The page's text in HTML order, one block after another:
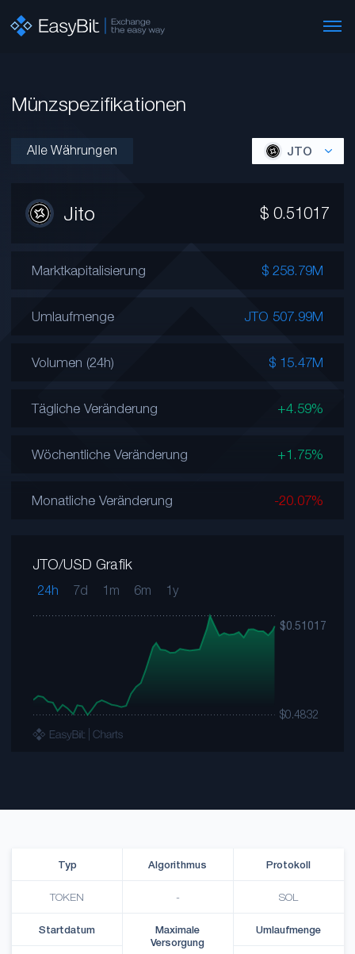
Münzspezifikationen
Alle Währungen JTO
Jito $ 0.51017
Marktkapitalisierung $ 258.79M
Umlaufmenge JTO 507.99M
Volumen (24h) $ 15.47M
Tägliche Veränderung +4.59%
Wöchentliche Veränderung +1.75%
Monatliche Veränderung -20.07%
JTO/USD Grafik
24h 7d 1m 6m 1y
Typ
TOKEN
Algorithmus
-
Protokoll
SOL
Startdatum
Maximale
Versorgung
Umlaufmenge